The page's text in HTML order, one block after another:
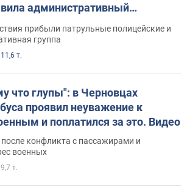
административный
прибыли патрульные полицейские и
группа
11,6 т.
что глупы": в Черновцах
проявил неуважение к
и поплатился за это. Видео
конфликта с пассажирами и
военных
9,7 т.